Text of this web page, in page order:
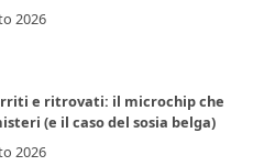
2026
e ritrovati: il microchip che
(e il caso del sosia belga)
2026